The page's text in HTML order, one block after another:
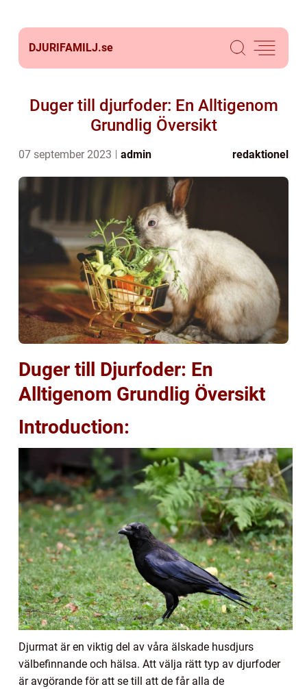
DJURIFAMILJ.se
Duger till djurfoder: En Alltigenom
Grundlig Översikt
07 september 2023 admin redaktionel
Duger till Djurfoder: En
Alltigenom Grundlig Översikt
Introduction:
Djurmat är en viktig del av våra älskade husdjurs
välbefinnande och hälsa. Att välja rätt typ av djurfoder
är avgörande för att se till att de får alla de